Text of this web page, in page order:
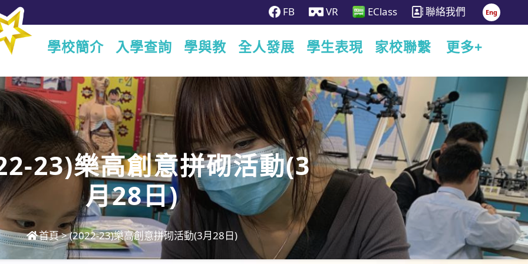
FB VR EClass 聯絡我們 Eng
學校簡介 入學查詢 學與教 全人發展 學生表現 家校聯繫 更多+
23)樂高創意拼砌活動(3
月28日)
首頁>(2022-23)樂高創意拼砌活動(3月28日)